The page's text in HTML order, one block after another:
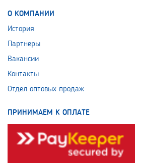
О КОМПАНИИ
История
Партнеры
Вакансии
Контакты
Отдел оптовых продаж
ПРИНИМАЕМ К ОПЛАТЕ